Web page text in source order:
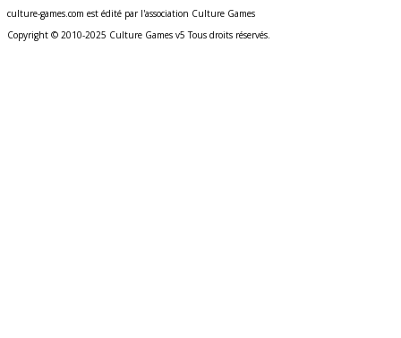
culture-games.com est édité par l'association Culture Games
Copyright © 2010-2025 Culture Games v5 Tous droits réservés.